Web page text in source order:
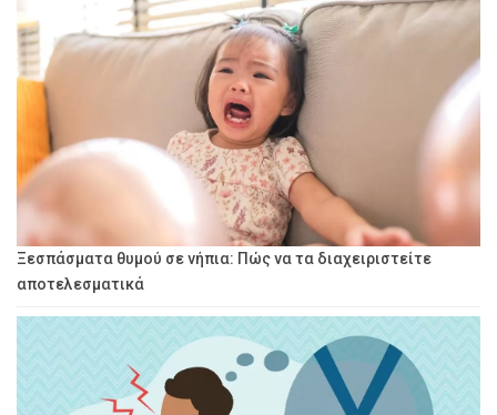
Ξεσπάσματα θυμού σε νήπια: Πώς να τα διαχειριστείτε
αποτελεσματικά